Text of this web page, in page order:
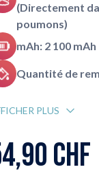
(Directement
poumons)
mAh: 2 100 mAh
Quantité de
PLUS
CHF